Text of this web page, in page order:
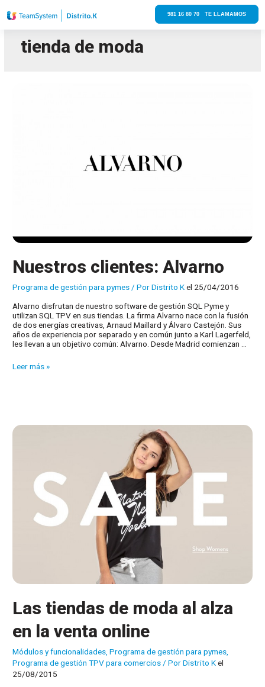
981 16 80 70 TE LLAMAMOS
tienda de moda
Nuestros clientes: Alvarno
Programa de gestión para pymes/ PorDistrito Kel 25/04/2016
Alvarno disfrutan de nuestro software de gestión SQL Pyme y
utilizan SQL TPV en sus tiendas. La firma Alvarno nace con la fusión
de dos energías creativas, Arnaud Maillard y Álvaro Castejón. Sus
años de experiencia por separado y en común junto a Karl Lagerfeld,
les llevan a un objetivo común: Alvarno. Desde Madrid comienzan …
Nuestros
Leer más »
Las tiendas de moda al alza
en la venta online
Módulos y funcionalidades ,Programa de gestión para pymes
Programa de gestión TPV para comercios / PorDistrito Kel
25/08/2015